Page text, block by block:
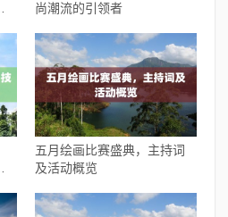
尚潮流的引领者
五月绘画比赛盛典，主持词
及活动概览